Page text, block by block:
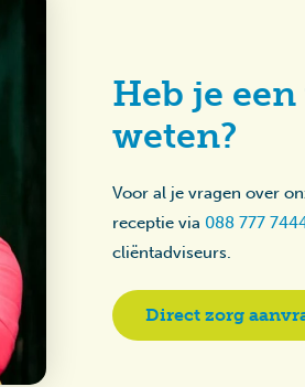
Heb je
weten?
Voor al je vragen over
receptie via 088 777
cliëntadviseurs.
Direct zorg